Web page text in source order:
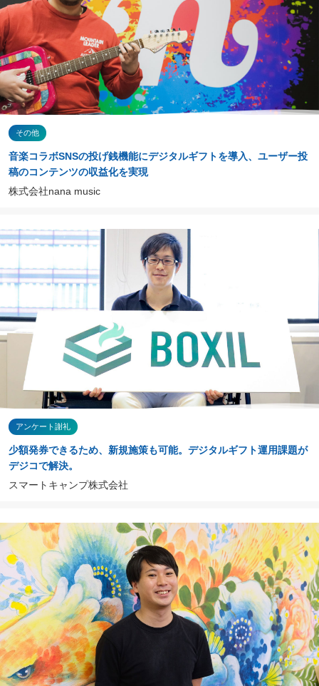
その他
音楽コラボSNSの投げ銭機能にデジタルギフトを導入、ユーザー投
稿のコンテンツの収益化を実現
株式会社nana music
アンケート謝礼
少額発券できるため、新規施策も可能。デジタルギフト運用課題が
デジコで解決。
スマートキャンプ株式会社